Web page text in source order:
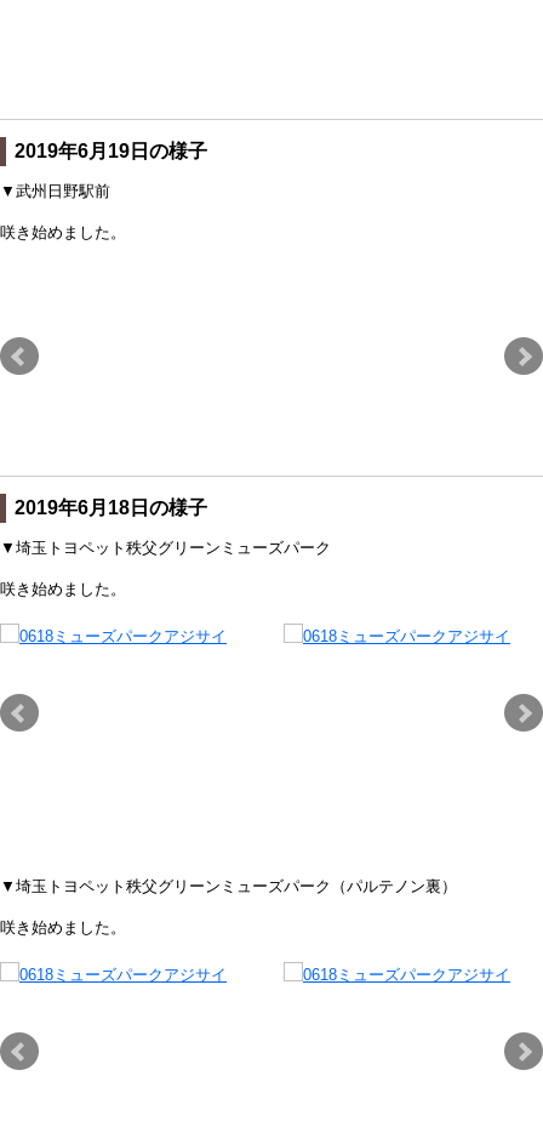
2019年6月19日の様子
▼武州日野駅前
咲き始めました。
2019年6月18日の様子
▼埼玉トヨペット秩父グリーンミューズパーク
咲き始めました。
▼埼玉トヨペット秩父グリーンミューズパーク（パルテノン裏）
咲き始めました。